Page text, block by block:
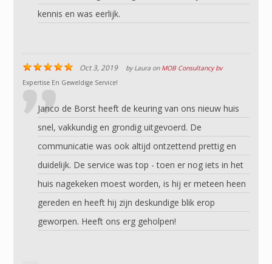
kennis en was eerlijk.
Oct 3, 2019 byLaura on MOB Consultancy bv
Expertise En Geweldige Service!
Janco de Borst heeft de keuring van ons nieuw huis
snel, vakkundig en grondig uitgevoerd. De
communicatie was ook altijd ontzettend prettig en
duidelijk. De service was top - toen er nog iets in het
huis nagekeken moest worden, is hij er meteen heen
gereden en heeft hij zijn deskundige blik erop
geworpen. Heeft ons erg geholpen!